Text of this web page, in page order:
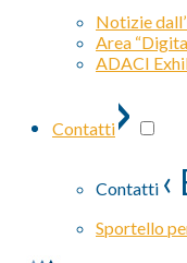
Notizie
Area
ADACI
Contatti›
Contatti
Sportello